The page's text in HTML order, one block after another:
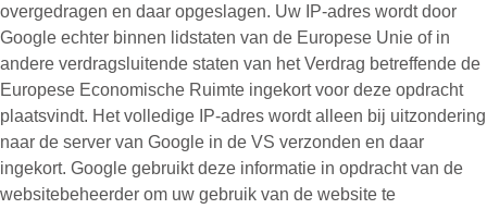
overgedragen en daar opgeslagen. Uw IP-adres wordt door
Google echter binnen lidstaten van de Europese Unie of in
andere verdragsluitende staten van het Verdrag betreffende de
Europese Economische Ruimte ingekort voor deze opdracht
plaatsvindt. Het volledige IP-adres wordt alleen bij uitzondering
naar de server van Google in de VS verzonden en daar
ingekort. Google gebruikt deze informatie in opdracht van de
websitebeheerder om uw gebruik van de website te